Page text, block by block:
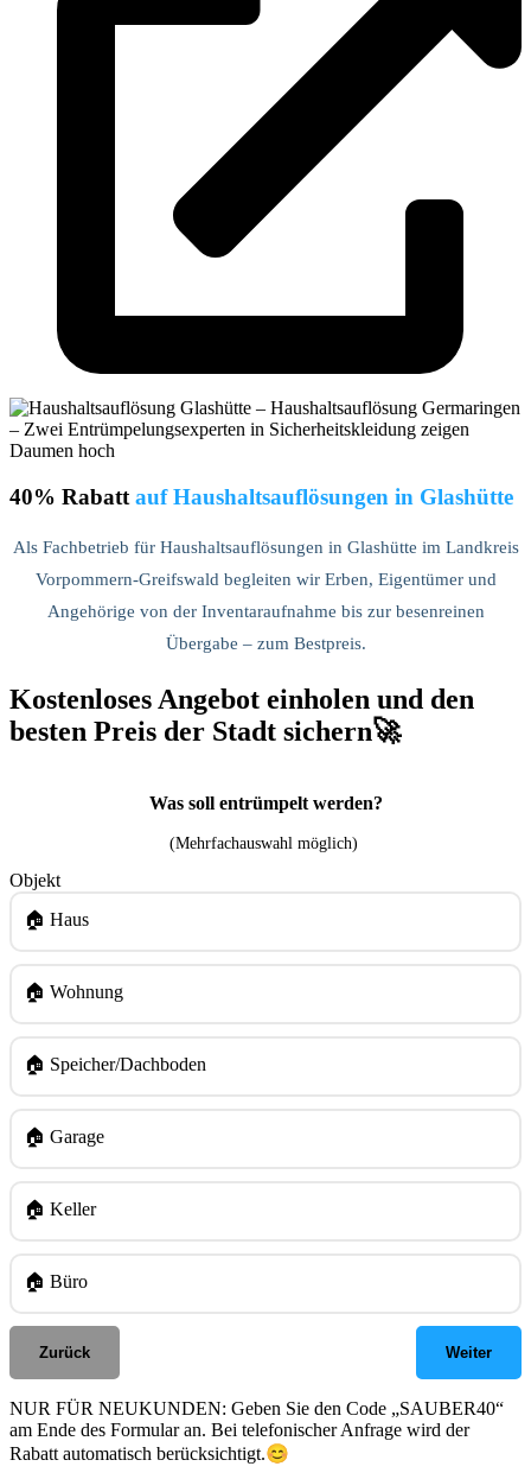
40% Rabatt auf Haushaltsauflösungen in Glashütte
Als Fachbetrieb für Haushaltsauflösungen in Glashütte im Landkreis
Vorpommern-Greifswald begleiten wir Erben, Eigentümer und
Angehörige von der Inventaraufnahme bis zur besenreinen
Übergabe – zum Bestpreis.
Kostenloses Angebot einholen und den
besten Preis der Stadt sichern🚀
Was soll entrümpelt werden?
(Mehrfachauswahl möglich)
Objekt
🏠 Haus
🏠 Wohnung
🏠 Speicher/Dachboden
🏠 Garage
🏠 Keller
🏠 Büro
Zurück Weiter
NUR FÜR NEUKUNDEN: Geben Sie den Code „SAUBER40“
am Ende des Formular an. Bei telefonischer Anfrage wird der
Rabatt automatisch berücksichtigt.😊